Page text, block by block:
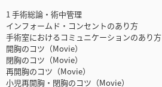
1 手術総論・術中管理
インフォームド・コンセントのあり方
手術室におけるコミュニケーションのあり方
開胸のコツ（Movie）
閉胸のコツ（Movie）
再開胸のコツ（Movie）
小児再開胸・閉胸のコツ（Movie）